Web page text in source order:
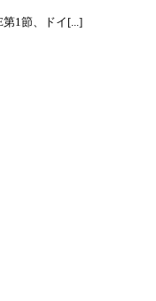
1節、ドイ[...]